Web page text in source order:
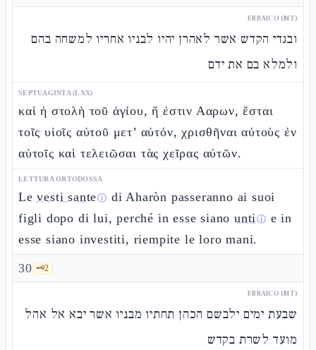
EBRAICO (MT)
ובגדי הקדש אשר לאהרן יהיו לבניו אחריו למשחה בהם
ולמלא בם את ידם
SEPTUAGINTA (LXX)
καὶ ἡ στολὴ τοῦ ἁγίου, ἥ ἐστιν Ααρων, ἔσται
τοῖς υἱοῖς αὐτοῦ μετ’ αὐτόν, χρισθῆναι αὐτοὺς ἐν
αὐτοῖς καὶ τελειῶσαι τὰς χεῖρας αὐτῶν.
LETTURA ORTODOSSA
Levesti santeⓘ di Aharòn passeranno ai suoi
figli dopo di lui, perché in esse siano untiⓘ e in
esse siano investiti, riempite le loro mani.
30 🗝️2
EBRAICO (MT)
שבעת ימים ילבשם הכהן תחתיו מבניו אשר יבא אל אהל
מועד לשרת בקדש